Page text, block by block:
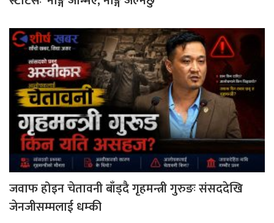
जवाफ होइन चेतावनी बाँड्दै गृहमन्त्री गुरुङः संसददेखि
जेनजीसम्मलाई धम्की